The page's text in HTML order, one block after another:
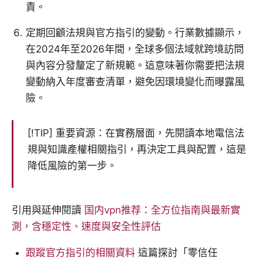
責。
定期回顧法規與官方指引的變動。行業數據顯示，
在2024年至2026年間，全球多個法域就跨境訪問
與內容分發釐定了新規範。這意味著你需要把法規
變動納入年度審查清單，避免因環境變化而曝露風
險。
[!TIP] 重要資源：在實務層面，先閱讀本地電信法
規與知識產權相關指引，再決定工具與配置，這是
降低風險的第一步。
引用與延伸閱讀 国内vpn推荐：全方位指南與最新實
測，含穩定性、速度與安全性評估
跟蹤官方指引的相關資料 這篇探討「零信任